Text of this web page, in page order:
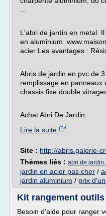
L'abri de jardin en metal.
en aluminium.
acier Les avantages :
Abris de jardin en pvc de
remplissage en panneaux
chassis fixe double
Achat Abri De Jardin...
Lire la suite
Site : http://abris.galerie-
Thèmes liés : abri de jardin
jardin en acier pas cher /
jardin aluminium / prix
Kit rangement
Besoin d'aide pour ranger